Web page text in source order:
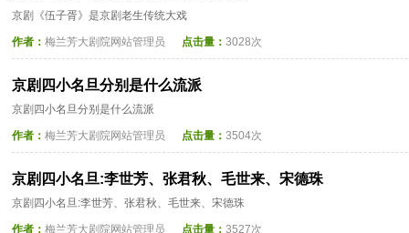
京剧《伍子胥》是京剧老生传统大戏
作者： 梅兰芳大剧院网站管理员 点击量： 3028次
京剧四小名旦分别是什么流派
京剧四小名旦分别是什么流派
作者： 梅兰芳大剧院网站管理员 点击量： 3504次
京剧四小名旦:李世芳、张君秋、毛世来、宋德珠
京剧四小名旦:李世芳、张君秋、毛世来、宋德珠
作者： 梅兰芳大剧院网站管理员 点击量： 3527次